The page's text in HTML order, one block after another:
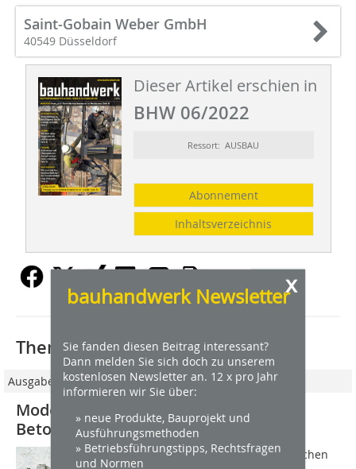
Saint-Gobain Weber GmbH
40549 Düsseldorf
Dieser Artikel erschien in
BHW 06/2022
Ressort: AUSBAU
Abonnement
Inhaltsverzeichnis
x
bauhandwerk Newsletter
Sie fanden diesen Beitrag interessant?
Dann melden Sie sich doch zu unserem
kostenlosen Newsletter an. 12 x pro Jahr
informieren wir Sie über:
» neue Produkte, Bauprojekt und
Ausführungsmethoden
» Betriebsführungstipps, Rechtsfragen
und Normen
Thematisch passende Artikel:
Ausgabe 7-8/2024
Moderne Betonersatzsysteme für die
Betonsanierung
Ob bei Tunneln, Brücken oder Parkflächen 